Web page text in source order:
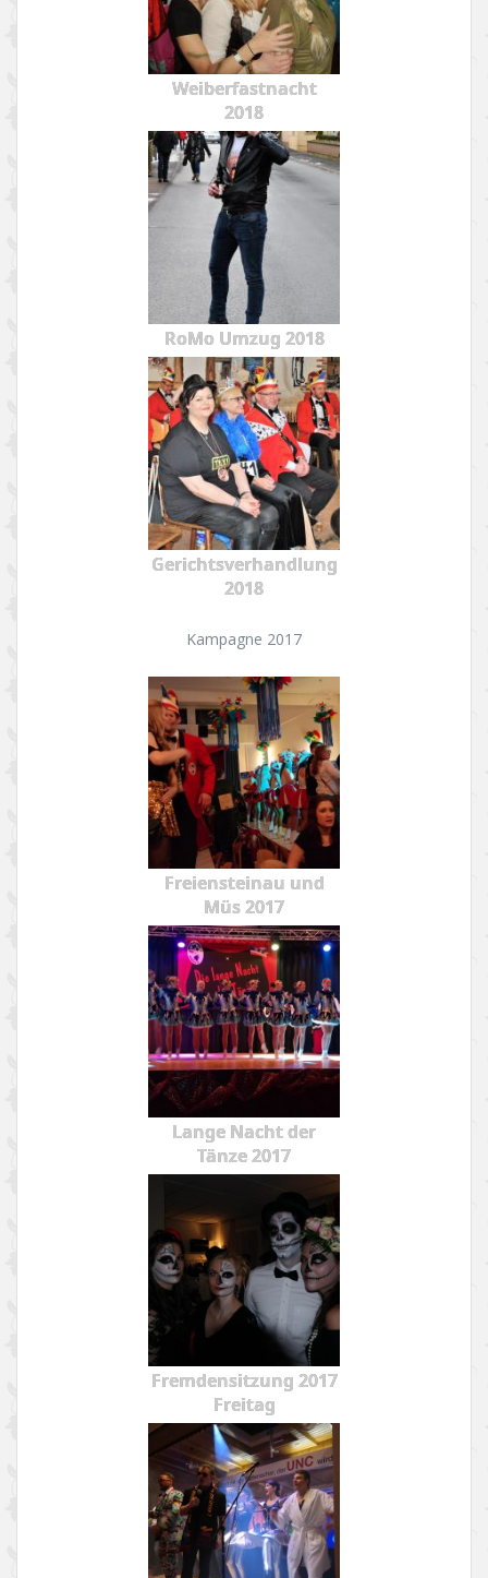
Weiberfastnacht
2018
RoMo Umzug 2018
Gerichtsverhandlung
2018
Kampagne 2017
Freiensteinau und
Müs 2017
Lange Nacht der
Tänze 2017
Fremdensitzung 2017
Freitag